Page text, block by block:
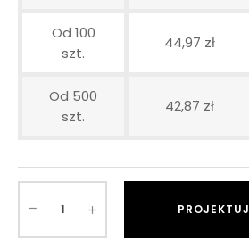
Od 100
szt.
44,97 zł
Od 500
szt.
42,87 zł
PROJEKTUJ